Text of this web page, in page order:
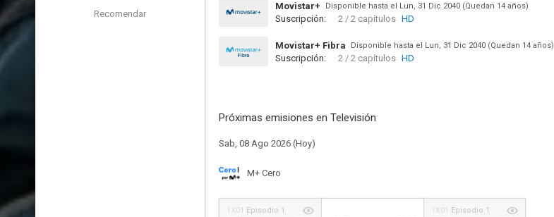
Recomendar
Movistar+ Disponible hasta el Lun, 31 Dic 2040 (Quedan 14 años)
Suscripción: 2 / 2 capítulos HD
Movistar+ Fibra Disponible hasta el Lun, 31 Dic 2040 (Quedan 14 años)
Suscripción: 2 / 2 capítulos HD
Próximas emisiones en Televisión
Sab, 08 Ago 2026 (Hoy)
M+ Cero
1X01 Episodio 1
1X01 Episodio 1